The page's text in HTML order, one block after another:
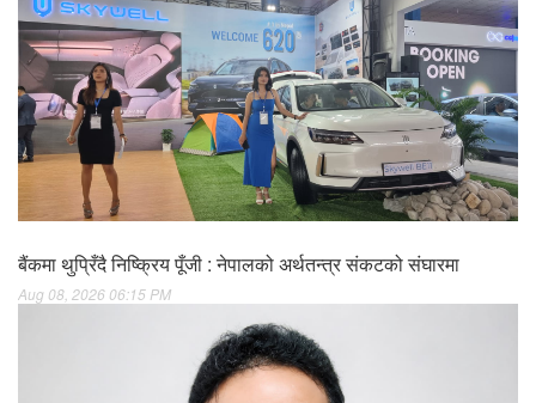
बैंकमा थुप्रिँदै निष्क्रिय पूँजी : नेपालको अर्थतन्त्र संकटको संघारमा
Aug 08, 2026 06:15 PM